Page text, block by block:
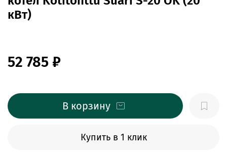
кВт)
52 785 ₽
В корзину
Купить в 1 клик